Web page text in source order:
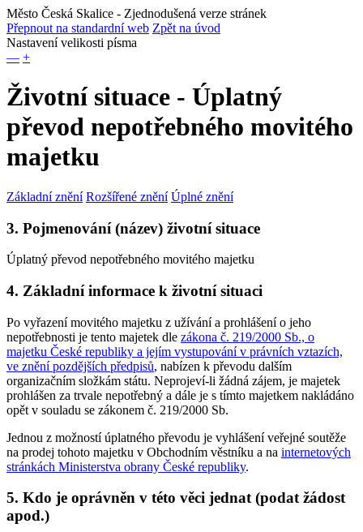
Město Česká Skalice - Zjednodušená verze stránek
Přepnout na standardní web Zpět na úvod
Nastavení velikosti písma
— +
Životní situace - Úplatný
převod nepotřebného movitého
majetku
Základní znění Rozšířené znění Úplné znění
3. Pojmenování (název) životní situace
Úplatný převod nepotřebného movitého majetku
4. Základní informace k životní situaci
Po vyřazení movitého majetku z užívání a prohlášení o jeho
nepotřebnosti je tento majetek dle zákona č. 219/2000 Sb., o
majetku České republiky a jejím vystupování v právních vztazích,
ve znění pozdějších předpisů, nabízen k převodu dalším
organizačním složkám státu. Neprojeví-li žádná zájem, je majetek
prohlášen za trvale nepotřebný a dále je s tímto majetkem nakládáno
opět v souladu se zákonem č. 219/2000 Sb.
Jednou z možností úplatného převodu je vyhlášení veřejné soutěže
na prodej tohoto majetku v Obchodním věstníku a na internetových
stránkách Ministerstva obrany České republiky.
5. Kdo je oprávněn v této věci jednat (podat žádost
apod.)